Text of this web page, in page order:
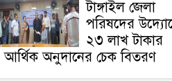
টাঙ্গাইল জেলা
পরিষদের
২৩ লাখ টাকার
আর্থিক অনুদানের চেক বিতরণ